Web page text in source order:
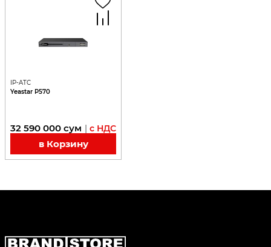
IP-ATC
Yeastar P570
32 590 000 сум | с НДС
в Корзину